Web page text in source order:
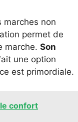
marches non
permet de
marche. Son
une option
est primordiale.
confort